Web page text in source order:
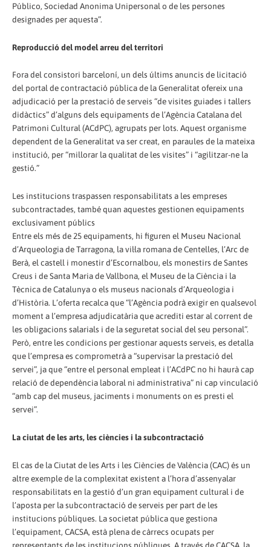
Público, Sociedad Anonima Unipersonal o de les persones
designades per aquesta”.
Reproducció del model arreu del territori
Fora del consistori barceloní, un dels últims anuncis de licitació
del portal de contractació pública de la Generalitat ofereix una
adjudicació per la prestació de serveis “de visites guiades i tallers
didàctics” d’alguns dels equipaments de l’Agència Catalana del
Patrimoni Cultural (ACdPC), agrupats per lots. Aquest organisme
dependent de la Generalitat va ser creat, en paraules de la mateixa
institució, per “millorar la qualitat de les visites” i “agilitzar-ne la
gestió.”
Les institucions traspassen responsabilitats a les empreses
subcontractades, també quan aquestes gestionen equipaments
exclusivament públics
Entre els més de 25 equipaments, hi figuren el Museu Nacional
d’Arqueologia de Tarragona, la vil·la romana de Centelles, l’Arc de
Berà, el castell i monestir d’Escornalbou, els monestirs de Santes
Creus i de Santa Maria de Vallbona, el Museu de la Ciència i la
Tècnica de Catalunya o els museus nacionals d’Arqueologia i
d’Història. L’oferta recalca que “l’Agència podrà exigir en qualsevol
moment a l’empresa adjudicatària que acrediti estar al corrent de
les obligacions salarials i de la seguretat social del seu personal”.
Però, entre les condicions per gestionar aquests serveis, es detalla
que l’empresa es comprometrà a “supervisar la prestació del
servei”, ja que “entre el personal empleat i l’ACdPC no hi haurà cap
relació de dependència laboral ni administrativa” ni cap vinculació
“amb cap del museus, jaciments i monuments on es presti el
servei”.
La ciutat de les arts, les ciències i la subcontractació
El cas de la Ciutat de les Arts i les Ciències de València (CAC) és un
altre exemple de la complexitat existent a l’hora d’assenyalar
responsabilitats en la gestió d’un gran equipament cultural i de
l’aposta per la subcontractació de serveis per part de les
institucions públiques. La societat pública que gestiona
l’equipament, CACSA, està plena de càrrecs ocupats per